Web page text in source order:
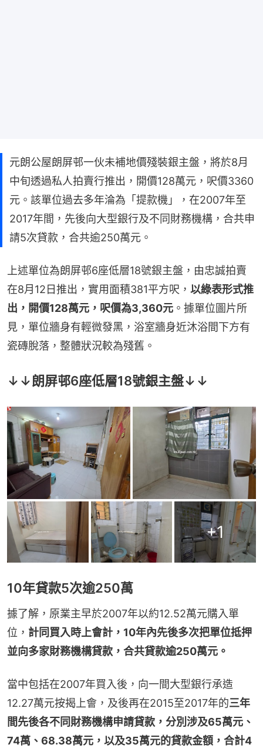
元朗公屋朗屏邨一伙未補地價殘裝銀主盤，將於8月
中旬透過私人拍賣行推出，開價128萬元，呎價3360
元。該單位過去多年淪為「提款機」，在2007年至
2017年間，先後向大型銀行及不同財務機構，合共申
請5次貸款，合共逾250萬元。
上述單位為朗屏邨6座低層18號銀主盤，由忠誠拍賣
在8月12日推出，實用面積381平方呎， 以綠表形式推
出，開價128萬元，呎價為3,360元 。據單位圖片所
見，單位牆身有輕微發黑，浴室牆身近沐浴間下方有
瓷磚脫落，整體狀況較為殘舊。
↓↓朗屏邨6座低層18號銀主盤↓↓
+1
10年貸款5次逾250萬
據了解，原業主早於2007年以約12.52萬元購入單
位， 計同買入時上會計，10年內先後多次把單位抵押
並向多家財務機構貸款，合共貸款逾250萬元。
當中包括在2007年買入後，向一間大型銀行承造
12.27萬元按揭上會，及後再在2015至2017年的三年
間先後各不同財務機構申請貸款，分別涉及65萬元、
74萬、68.38萬元，以及35萬元的貸款金額，合計4